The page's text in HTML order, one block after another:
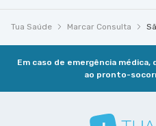
Tua Saúde Marcar Consulta
Em caso de emergência
ao pronto-